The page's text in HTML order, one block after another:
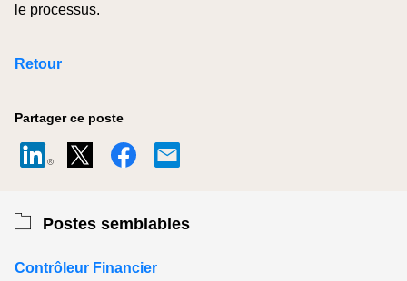
le processus.
Retour
Partager ce poste
Postes semblables
Contrôleur Financier